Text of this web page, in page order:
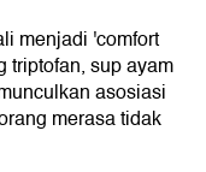
menjadi 'comfort
triptofan, sup ayam
asosiasi
merasa tidak